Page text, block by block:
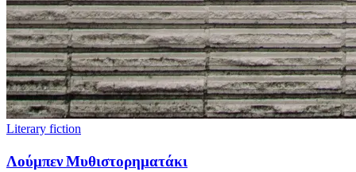
Literary fiction
Λούμπεν Μυθιστορηματάκι